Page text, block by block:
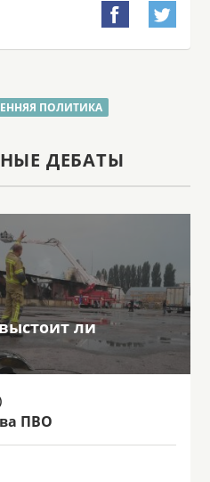
 
ПОЛИТИКА
ДЕБАТЫ
ли
ПВО